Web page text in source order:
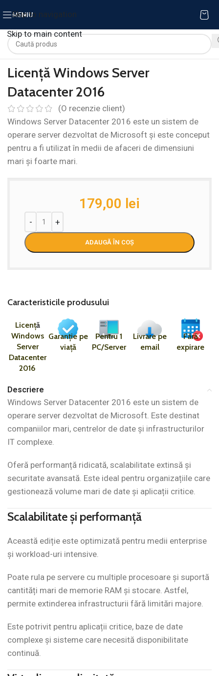
Skip to navigation
Skip to main content
MENIU
Licență Windows Server
Datacenter 2016
(O recenzie client)
Windows Server Datacenter 2016 este un sistem de
operare server dezvoltat de Microsoft și este conceput
pentru a fi utilizat în medii de afaceri de dimensiuni
mari și foarte mari.
179,00 lei
ADAUGĂ ÎN COȘ
Caracteristicile produsului
Licență
Windows
Server
Datacenter
2016
Garanție pe
viață
Pentru 1
PC/Server
Livrare pe
email
Fără
expirare
Descriere
Windows Server Datacenter 2016 este un sistem de
operare server dezvoltat de Microsoft. Este destinat
companiilor mari, centrelor de date și infrastructurilor
IT complexe.
Oferă performanță ridicată, scalabilitate extinsă și
securitate avansată. Este ideal pentru organizațiile care
gestionează volume mari de date și aplicații critice.
Scalabilitate și performanță
Această ediție este optimizată pentru medii enterprise
și workload-uri intensive.
Poate rula pe servere cu multiple procesoare și suportă
cantități mari de memorie RAM și stocare. Astfel,
permite extinderea infrastructurii fără limitări majore.
Este potrivit pentru aplicații critice, baze de date
complexe și sisteme care necesită disponibilitate
continuă.